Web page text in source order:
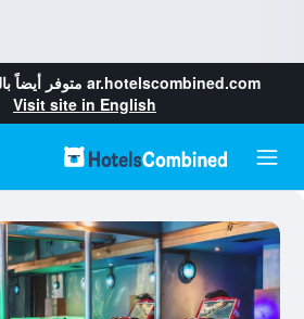
ar.hotelscombined.com متوفر أيضاً
Visit site in English